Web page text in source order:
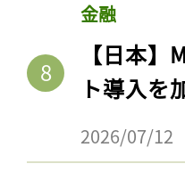
金融
【日本
ト導入を
2026/07/12